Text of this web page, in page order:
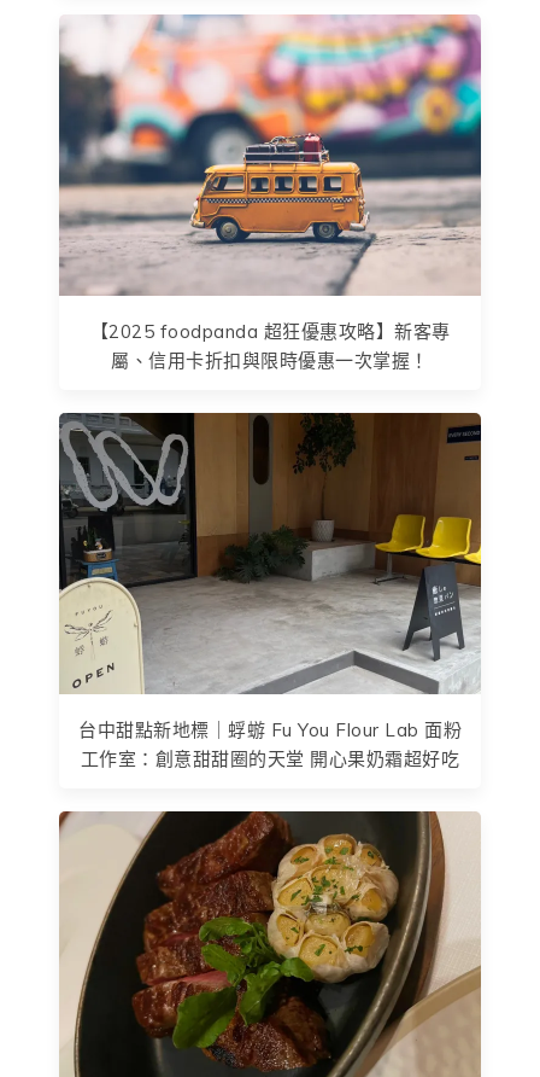
【2025 foodpanda 超狂優惠攻略】新客專
屬、信用卡折扣與限時優惠一次掌握！
台中甜點新地標｜蜉蝣 Fu You Flour Lab 面粉
工作室：創意甜甜圈的天堂 開心果奶霜超好吃